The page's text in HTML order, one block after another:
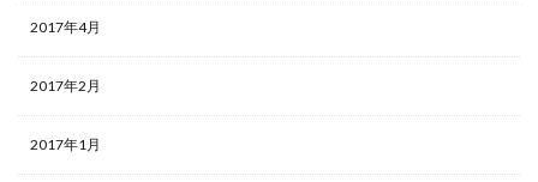
2017年4月
2017年2月
2017年1月